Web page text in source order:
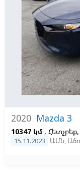
2020 Mazda 3
10347 կմ ,
15.11.2023 ԱՄՆ,